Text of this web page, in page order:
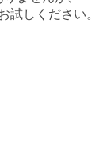
試しください。